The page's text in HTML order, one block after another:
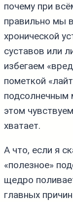
почему при
правильно мы
хронической
суставов или
избегаем
пометкой
подсолнечным
этом
хватает.
А что, если я
«полезное»
щедро
главных